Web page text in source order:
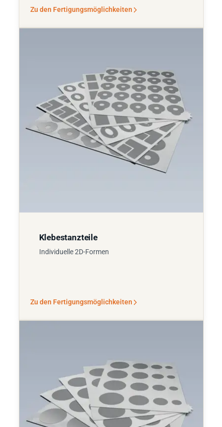
Zu den Fertigungsmöglichkeiten
Klebestanzteile
Individuelle 2D-Formen
Zu den Fertigungsmöglichkeiten